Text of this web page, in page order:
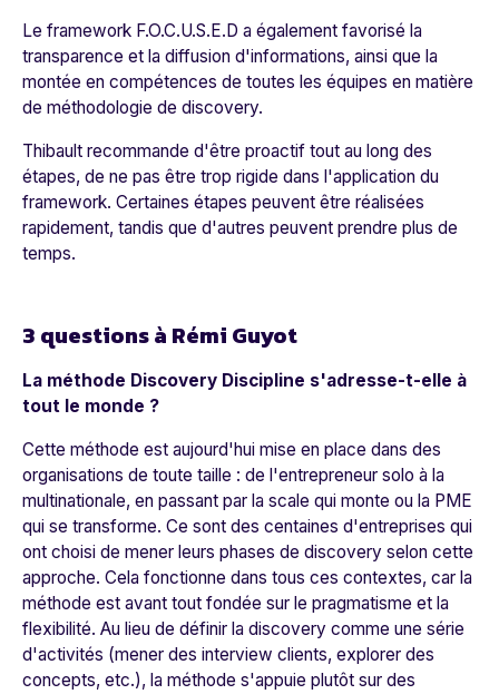
Le framework F.O.C.U.S.E.D a également favorisé la
transparence et la diffusion d'informations, ainsi que la
montée en compétences de toutes les équipes en matière
de méthodologie de discovery.
Thibault recommande d'être proactif tout au long des
étapes, de ne pas être trop rigide dans l'application du
framework. Certaines étapes peuvent être réalisées
rapidement, tandis que d'autres peuvent prendre plus de
temps.
3 questions à Rémi Guyot
La méthode Discovery Discipline s'adresse-t-elle à
tout le monde ?
Cette méthode est aujourd'hui mise en place dans des
organisations de toute taille : de l'entrepreneur solo à la
multinationale, en passant par la scale qui monte ou la PME
qui se transforme. Ce sont des centaines d'entreprises qui
ont choisi de mener leurs phases de discovery selon cette
approche. Cela fonctionne dans tous ces contextes, car la
méthode est avant tout fondée sur le pragmatisme et la
flexibilité. Au lieu de définir la discovery comme une série
d'activités (mener des interview clients, explorer des
concepts, etc.), la méthode s'appuie plutôt sur des